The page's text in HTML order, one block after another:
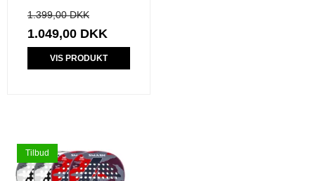
1.399,00 DKK
1.049,00 DKK
VIS PRODUKT
Tilbud